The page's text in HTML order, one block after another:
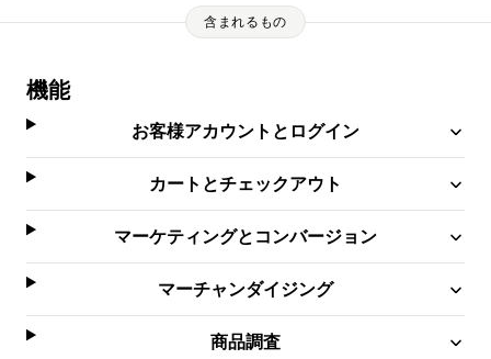
含まれるもの
機能
お客様アカウントとログイン
カートとチェックアウト
マーケティングとコンバージョン
マーチャンダイジング
商品調査